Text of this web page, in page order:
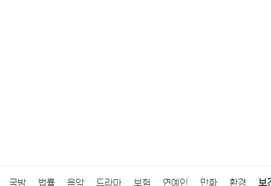
국방 법률 음악 드라마 보험 연예인 만화 환경 보